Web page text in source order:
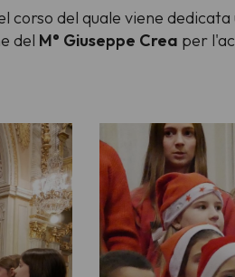
del quale viene
del M° Giuseppe Crea per